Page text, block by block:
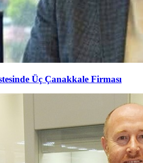
Üç Çanakkale Firması